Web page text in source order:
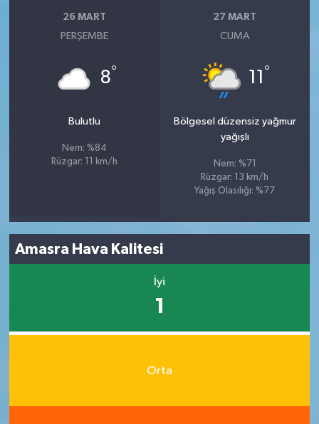
26 MART
PERŞEMBE
8°
Bulutlu
Nem: %84
Rüzgar: 11 km/h
27 MART
CUMA
11 °
Bölgesel düzensiz yağmur
yağışlı
Nem: %71
Rüzgar: 13 km/h
Yağış Olasılığı: %77
Amasra Hava Kalitesi
İyi
1
Orta